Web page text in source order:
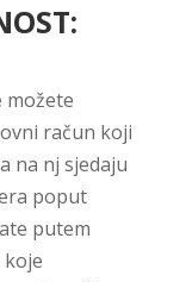
možete
račun koji
na nj sjedaju
poput
putem